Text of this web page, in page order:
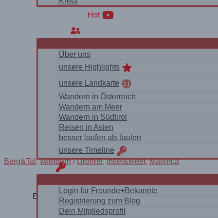
Hot
Über uns
unsere Highlights
unsere Landkarte
Wandern in Österreich
Wandern am Meer
Wandern in Südtirol
Reisen in Asien
besser laufen als faulen
unsere Timeline
login
Login für Freunde+Bekannte
Registrierung zum Blog
Dein Mitgliedsprofil
Berg&Tal ,Wandern/Drohne,Insel&Meer,Mallorca
Eine traumhafte Wanderung an der wilden Ostküste